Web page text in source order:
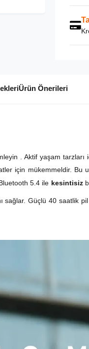
Ürün Önerileri
. Aktif yaşam tarzları
için mükemmeldir. Bu
5.4 ile kesintisiz
Güçlü 40 saatlik